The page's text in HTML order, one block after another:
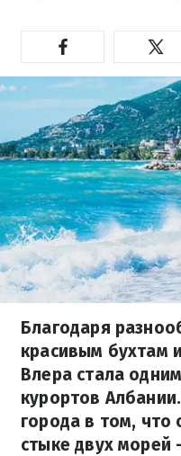
Благодаря
красивым бухтам
Влера стала
курортов
города в том, что
стыке двух морей